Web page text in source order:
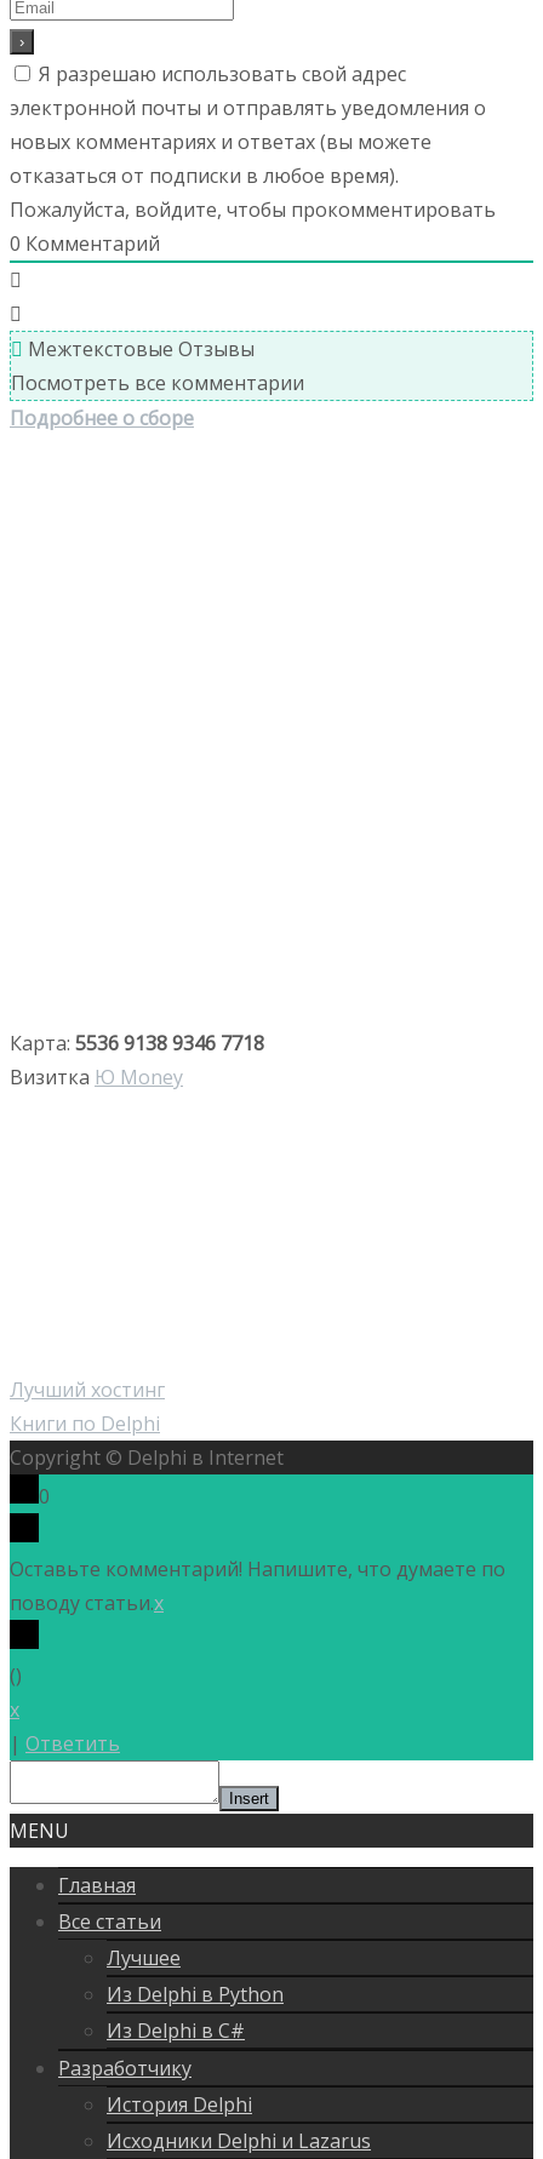
Я разрешаю использовать свой адрес
электронной почты и отправлять уведомления о
новых комментариях и ответах (вы можете
отказаться от подписки в любое время).
Пожалуйста, войдите, чтобы прокомментировать
0 Комментарий
Межтекстовые Отзывы
Посмотреть все комментарии
Подробнее о сборе
Карта: 5536 9138 9346 7718
Визитка Ю Money
Лучший хостинг
Книги по Delphi
Copyright © Delphi в Internet
0
Оставьте комментарий! Напишите, что думаете по
поводу статьи.x
()
x
| Ответить
Insert
MENU
Главная
Все статьи
Лучшее
Из Delphi в Python
Из Delphi в C#
Разработчику
История Delphi
Исходники Delphi и Lazarus